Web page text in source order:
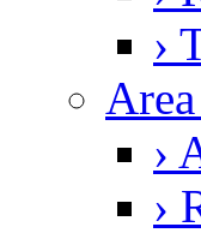
›
›
›